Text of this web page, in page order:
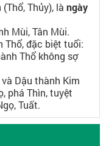
Thủy), là ngày
Mùi, Tân Mùi.
Thổ, đặc biệt tuổi:
Thổ không sợ
Dậu thành Kim
phá Thìn, tuyệt
Tuất.